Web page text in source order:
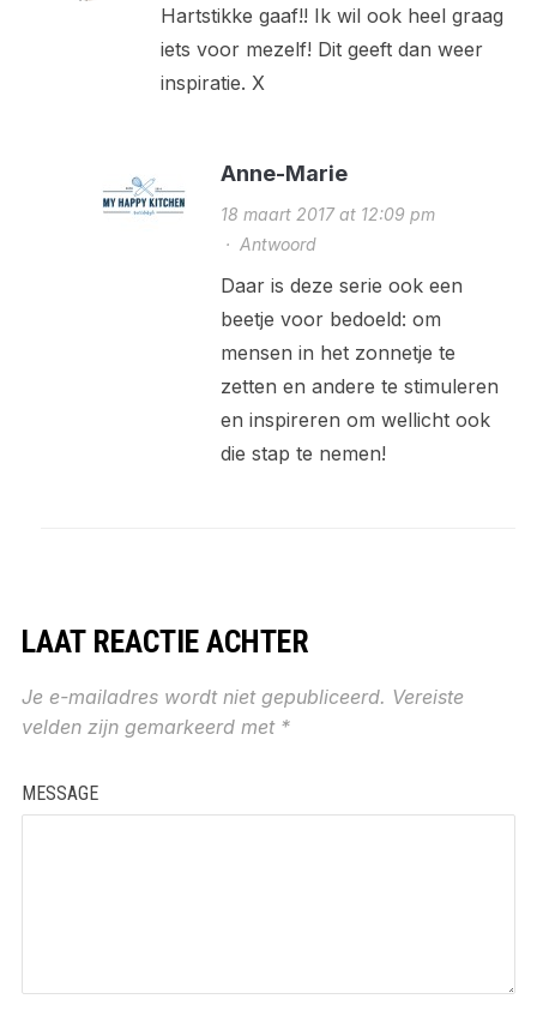
Hartstikke gaaf!! Ik wil ook heel graag
iets voor mezelf! Dit geeft dan weer
inspiratie. X
Anne-Marie
18 maart 2017 at 12:09 pm
· Antwoord
Daar is deze serie ook een
beetje voor bedoeld: om
mensen in het zonnetje te
zetten en andere te stimuleren
en inspireren om wellicht ook
die stap te nemen!
LAAT REACTIE ACHTER
Je e-mailadres wordt niet gepubliceerd. Vereiste
velden zijn gemarkeerd met *
MESSAGE